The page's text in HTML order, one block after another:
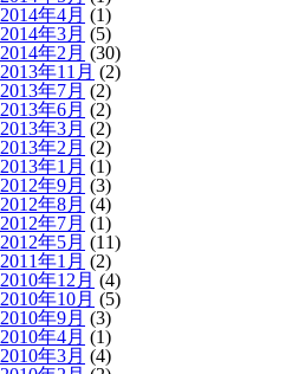
2014年4月 (1)
2014年3月 (5)
2014年2月 (30)
2013年11月 (2)
2013年7月 (2)
2013年6月 (2)
2013年3月 (2)
2013年2月 (2)
2013年1月 (1)
2012年9月 (3)
2012年8月 (4)
2012年7月 (1)
2012年5月 (11)
2011年1月 (2)
2010年12月 (4)
2010年10月 (5)
2010年9月 (3)
2010年4月 (1)
2010年3月 (4)